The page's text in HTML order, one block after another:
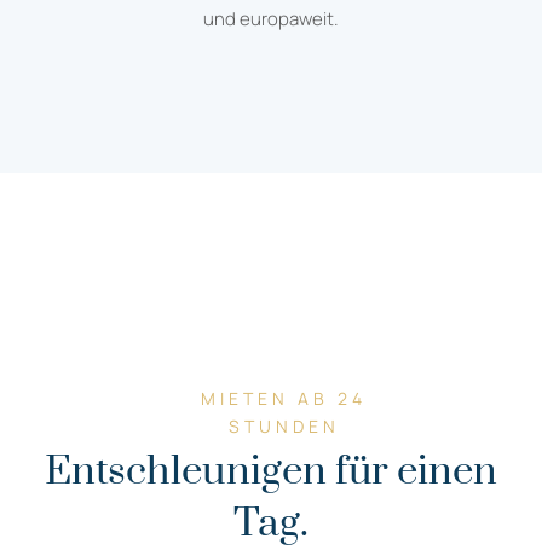
und europaweit.
MIETEN AB 24
STUNDEN
Entschleunigen für einen
Tag.